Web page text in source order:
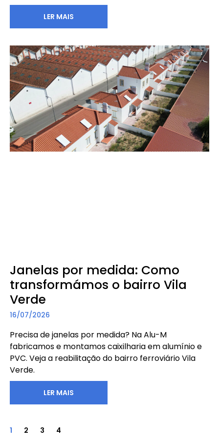
LER MAIS
Janelas por medida: Como
transformámos o bairro Vila
Verde
16/07/2026
Precisa de janelas por medida? Na Alu-M
fabricamos e montamos caixilharia em alumínio e
PVC. Veja a reabilitação do bairro ferroviário Vila
Verde.
LER MAIS
1 2 3 4